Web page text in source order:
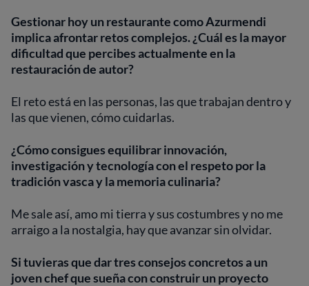
Gestionar hoy un restaurante como Azurmendi
implica afrontar retos complejos. ¿Cuál es la mayor
dificultad que percibes actualmente en la
restauración de autor?
El reto está en las personas, las que trabajan dentro y
las que vienen, cómo cuidarlas.
¿Cómo consigues equilibrar innovación,
investigación y tecnología con el respeto por la
tradición vasca y la memoria culinaria?
Me sale así, amo mi tierra y sus costumbres y no me
arraigo a la nostalgia, hay que avanzar sin olvidar.
Si tuvieras que dar tres consejos concretos a un
joven chef que sueña con construir un proyecto